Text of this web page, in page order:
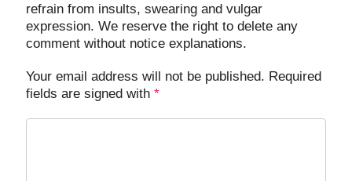
refrain from insults, swearing and vulgar
expression. We reserve the right to delete any
comment without notice explanations.
Your email address will not be published. Required
fields are signed with*